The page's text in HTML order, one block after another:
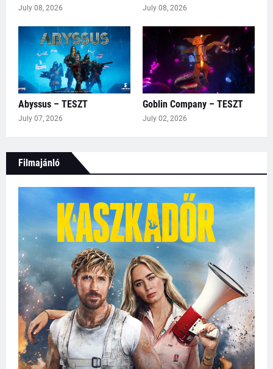
July 08, 2026 July 08, 2026
Abyssus – TESZT
July 07, 2026
Goblin Company – TESZT
July 02, 2026
Filmajánló